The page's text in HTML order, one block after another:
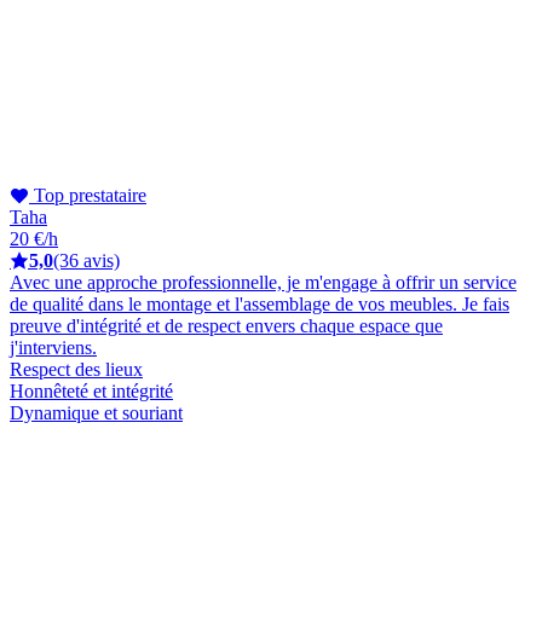
Top prestataire
Taha
20 €/h
5,0(36 avis)
Avec une approche professionnelle, je m'engage à offrir un service
de qualité dans le montage et l'assemblage de vos meubles. Je fais
preuve d'intégrité et de respect envers chaque espace que
j'interviens.
Respect des lieux
Honnêteté et intégrité
Dynamique et souriant